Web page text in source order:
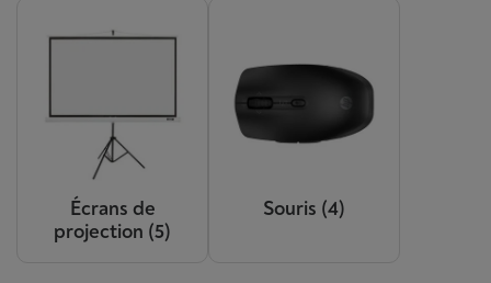
Écrans de
projection (5)
Souris (4)